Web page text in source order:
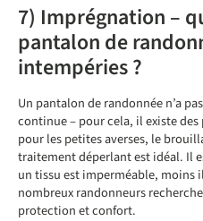
7) Imprégnation –
pantalon de
intempéries ?
Un pantalon de randonnée n’a
continue – pour cela, il existe
pour les petites averses, le
traitement déperlant est idéal. Il
un tissu est imperméable, moins
nombreux randonneurs
protection et confort.